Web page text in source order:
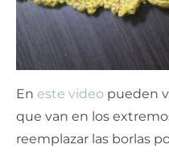
En este video pueden
que van en los
reemplazar las borlas